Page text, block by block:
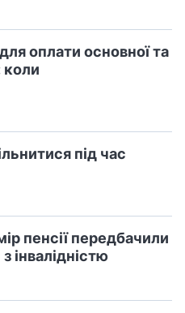
оплати основної та
коли
під час
пенсії передбачили
інвалідністю